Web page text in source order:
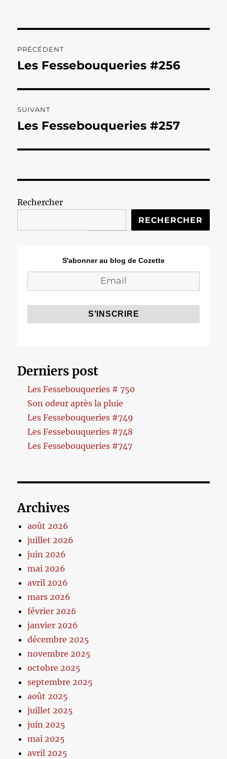
de
PRÉCÉDENT
Publication
Les Fessebouqueries #256
SUIVANT
Publication
Les Fessebouqueries #257
Rechercher
RECHERCHER
S'abonner au blog de Cozette
Derniers post
Les Fessebouqueries # 750
Son odeur après la pluie
Les Fessebouqueries #749
Les Fessebouqueries #748
Les Fessebouqueries #747
Archives
août 2026
juillet 2026
juin 2026
mai 2026
avril 2026
mars 2026
février 2026
janvier 2026
décembre 2025
novembre 2025
octobre 2025
septembre 2025
août 2025
juillet 2025
juin 2025
mai 2025
avril 2025